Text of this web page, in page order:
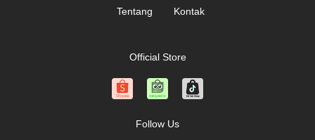
Tentang
Kontak
Official Store
Follow Us